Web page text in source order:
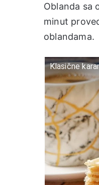
Oblanda sa
minut
oblandama.
Klasične